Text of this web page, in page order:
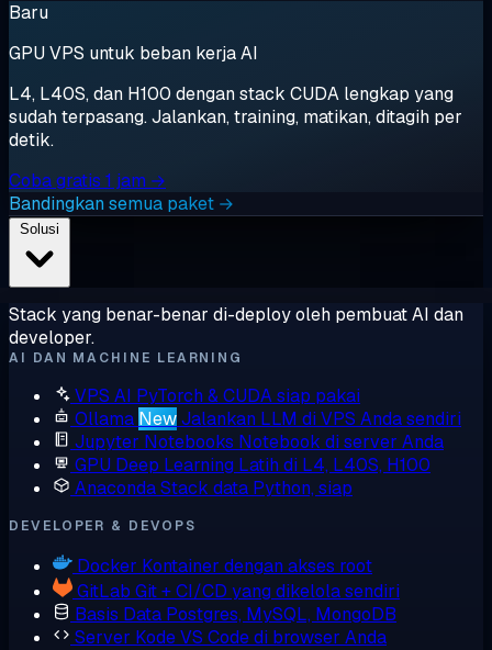
Baru
GPU VPS untuk beban kerja AI
L4, L40S, dan H100 dengan stack CUDA lengkap yang
sudah terpasang. Jalankan, training, matikan, ditagih per
detik.
Coba gratis 1 jam →
Bandingkan semua paket →
Stack yang benar-benar di-deploy oleh pembuat AI dan
developer.
AI DAN MACHINE LEARNING
VPS AI PyTorch & CUDA siap pakai
Ollama NewJalankan LLM di VPS Anda sendiri
Jupyter Notebooks Notebook di server Anda
GPU Deep Learning Latih di L4, L40S, H100
AnacondaStack data Python, siap
DEVELOPER & DEVOPS
Docker Kontainer dengan akses root
GitLab Git + CI/CD yang dikelola sendiri
Basis Data Postgres, MySQL, MongoDB
Server KodeVS Code di browser Anda